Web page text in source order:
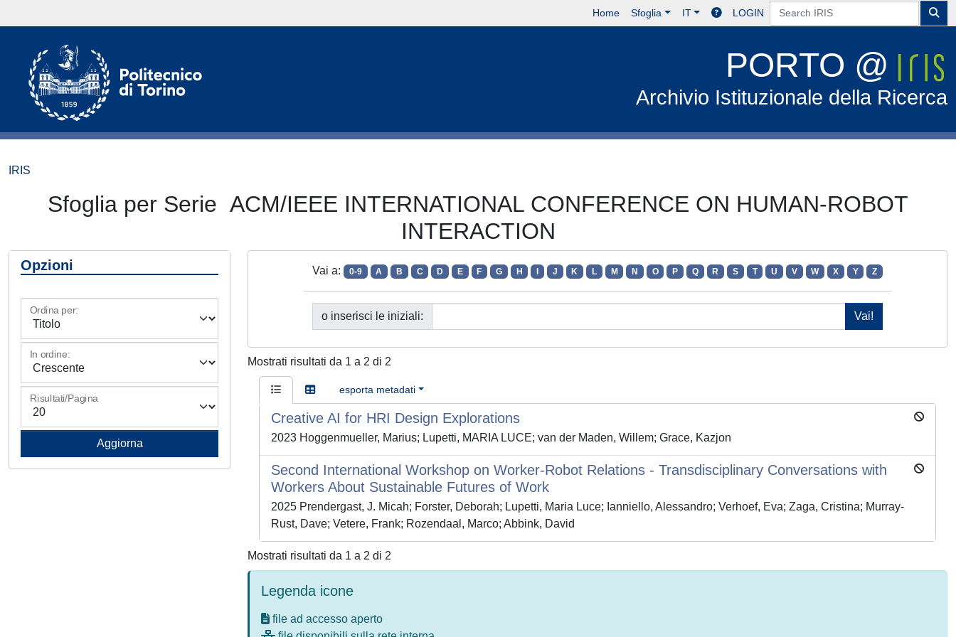
Home Sfoglia IT LOGIN
PORTO @
Archivio Istituzionale della Ricerca
IRIS
Sfoglia per Serie ACM/IEEE INTERNATIONAL CONFERENCE ON HUMAN-ROBOT
INTERACTION
Opzioni
Ordina per:
In ordine:
Risultati/Pagina
Vai a: 0-9 A B C D E F G H J K L M N O P Q R S T U V W X Y Z
o inserisci le iniziali:
Mostrati risultati da 1 a 2 di 2
esporta metadati
Creative AI for HRI Design Explorations
2023 Hoggenmueller, Marius; Lupetti, MARIA LUCE; van der Maden, Willem; Grace, Kazjon
Second International Workshop on Worker-Robot Relations - Transdisciplinary Conversations with
Workers About Sustainable Futures of Work
2025 Prendergast, J. Micah; Forster, Deborah; Lupetti, Maria Luce; Ianniello, Alessandro; Verhoef, Eva; Zaga, Cristina; Murray-
Rust, Dave; Vetere, Frank; Rozendaal, Marco; Abbink, David
Mostrati risultati da 1 a 2 di 2
Legenda icone
file ad accesso aperto